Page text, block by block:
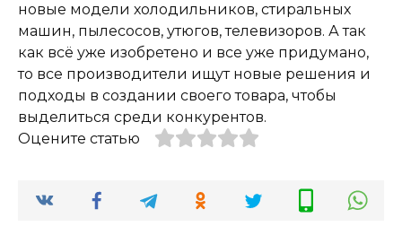
новые модели холодильников, стиральных
машин, пылесосов, утюгов, телевизоров. А так
как всё уже изобретено и все уже придумано,
то все производители ищут новые решения и
подходы в создании своего товара, чтобы
выделиться среди конкурентов.
Оцените статью